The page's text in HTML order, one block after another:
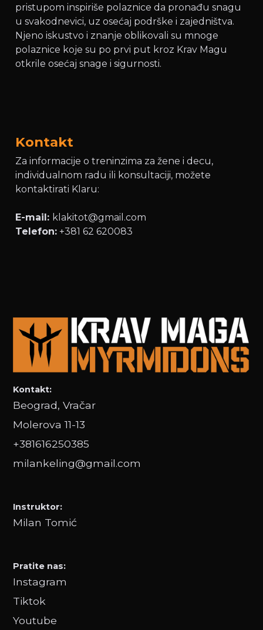
pristupom inspiriše polaznice da pronađu snagu
u svakodnevici, uz osećaj podrške i zajedništva.
Njeno iskustvo i znanje oblikovali su mnoge
polaznice koje su po prvi put kroz Krav Magu
otkrile osećaj snage i sigurnosti.
Kontakt
Za informacije o treninzima za žene i decu,
individualnom radu ili konsultaciji, možete
kontaktirati Klaru:
E-mail: klakitot@gmail.com
Telefon: +381 62 620083
Kontakt:
Beograd, Vračar
Molerova 11-13
+381616250385
milankeling@gmail.com
Instruktor:
Milan Tomić
Pratite nas:
Instagram
Tiktok
Youtube